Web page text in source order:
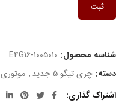
ثبت
شناسه محصول: E4G16-1005010
دسته: چری تیگو 5 جدید , موتوری
اشتراک گذاری